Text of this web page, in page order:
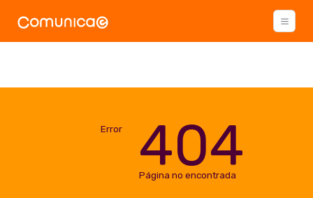
Error 404
Página no encontrada